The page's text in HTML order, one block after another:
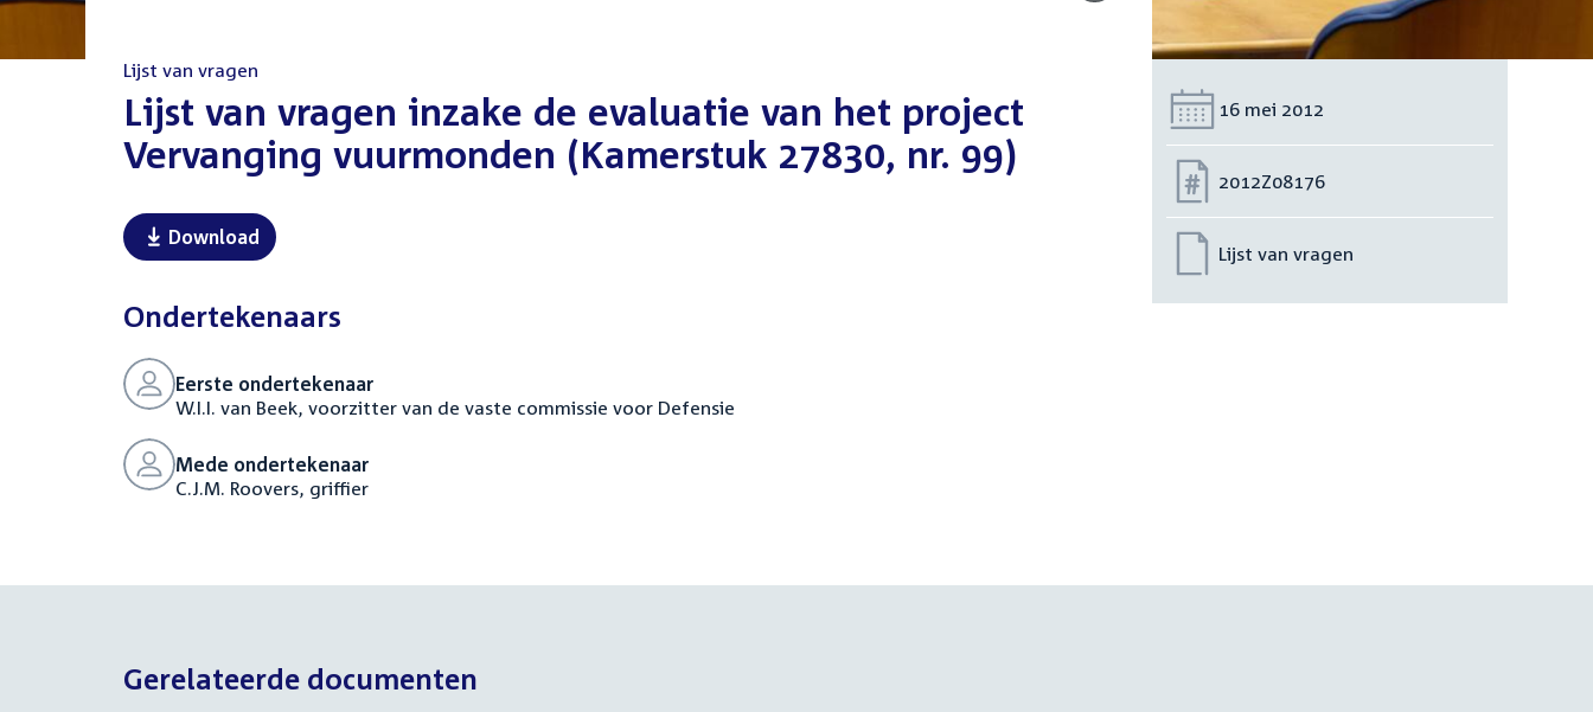
Lijst van vragen
:Lijst van vragen inzake de evaluatie van het project
Vervanging vuurmonden (Kamerstuk 27830, nr. 99)
Download
Ondertekenaars
Eerste ondertekenaar
W.I.I. van Beek, voorzitter van de vaste commissie voor Defensie
Mede ondertekenaar
C.J.M. Roovers, griffier
Datum:
16 mei 2012
Nummer:
2012Z08176
Lijst van vragen
Gerelateerde documenten